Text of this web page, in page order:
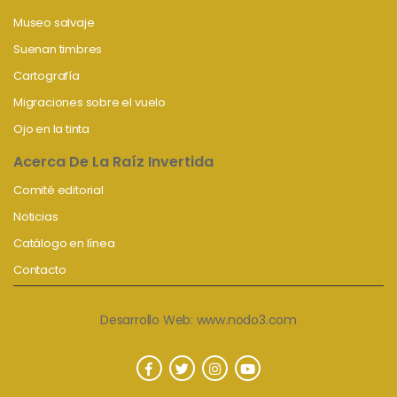
Museo salvaje
Suenan timbres
Cartografía
Migraciones sobre el vuelo
Ojo en la tinta
Acerca De La Raíz Invertida
Comité editorial
Noticias
Catálogo en línea
Contacto
Desarrollo Web: www.nodo3.com